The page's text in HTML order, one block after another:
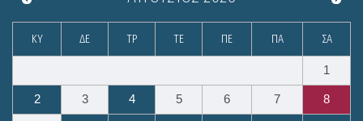
ΚΥ ΔΕ ΤΡ ΤΕ ΠΕ ΠΑ ΣΑ
1
2 3 4 5 6 7 8